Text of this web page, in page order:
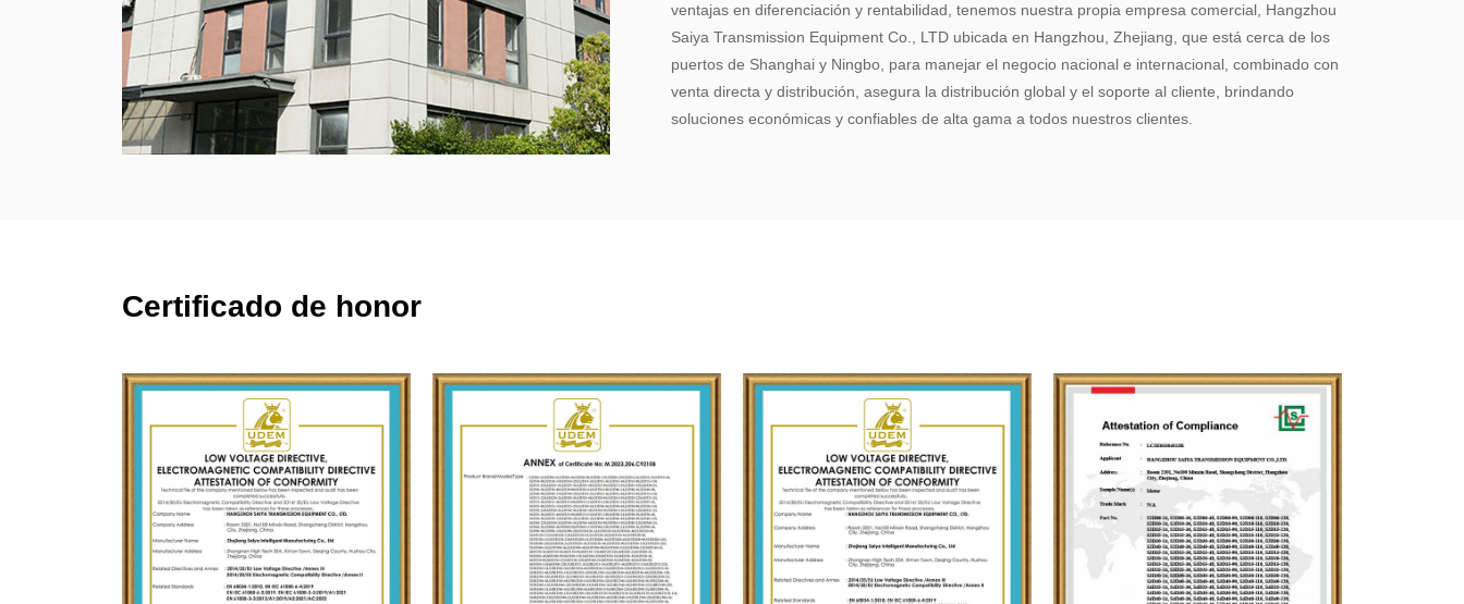
ventajas en diferenciación y rentabilidad, tenemos nuestra propia empresa comercial, Hangzhou
Saiya Transmission Equipment Co., LTD ubicada en Hangzhou, Zhejiang, que está cerca de los
puertos de Shanghai y Ningbo, para manejar el negocio nacional e internacional, combinado con
venta directa y distribución, asegura la distribución global y el soporte al cliente, brindando
soluciones económicas y confiables de alta gama a todos nuestros clientes.
Certificado de honor